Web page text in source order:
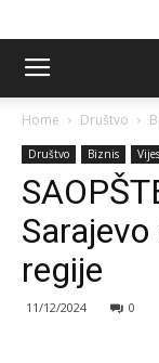
Home Društvo
Društvo Biznis
regije
11/12/2024 0